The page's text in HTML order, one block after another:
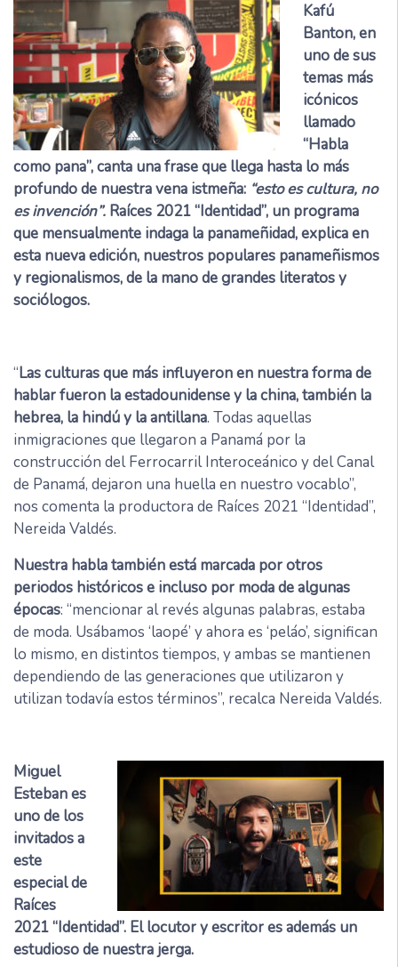
Kafú
Banton, en
uno de sus
temas más
icónicos
llamado
“Habla
como pana”, canta una frase que llega hasta lo más
profundo de nuestra vena istmeña: “esto es cultura, no
es invención”. Raíces 2021 “Identidad”, un programa
que mensualmente indaga la panameñidad, explica en
esta nueva edición, nuestros populares panameñismos
y regionalismos, de la mano de grandes literatos y
sociólogos.
“Las culturas que más influyeron en nuestra forma de
hablar fueron la estadounidense y la china, también la
hebrea, la hindú y la antillana. Todas aquellas
inmigraciones que llegaron a Panamá por la
construcción del Ferrocarril Interoceánico y del Canal
de Panamá, dejaron una huella en nuestro vocablo”,
nos comenta la productora de Raíces 2021 “Identidad”,
Nereida Valdés.
Nuestra habla también está marcada por otros
periodos históricos e incluso por moda de algunas
épocas: “mencionar al revés algunas palabras, estaba
de moda. Usábamos ‘laopé’ y ahora es ‘peláo’, significan
lo mismo, en distintos tiempos, y ambas se mantienen
dependiendo de las generaciones que utilizaron y
utilizan todavía estos términos”, recalca Nereida Valdés.
Miguel
Esteban es
uno de los
invitados a
este
especial de
Raíces
2021 “Identidad”. El locutor y escritor es además un
estudioso de nuestra jerga.